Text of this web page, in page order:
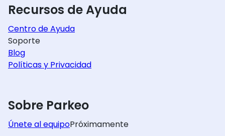
Recursos de Ayuda
Centro de Ayuda
Soporte
Blog
Políticas y Privacidad
Sobre Parkeo
Únete al equipoPróximamente